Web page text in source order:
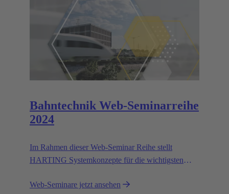
Bahntechnik Web-Seminarreihe
2024
Im Rahmen dieser Web-Seminar Reihe stellt
HARTING Systemkonzepte für die wichtigsten
Web-Seminare jetzt ansehen